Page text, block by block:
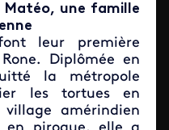
Matéo, une famille
leur première
Diplômée en
la métropole
les tortues en
amérindien